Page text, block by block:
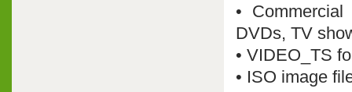
•
DVDs, TV
• VIDEO_TS
• ISO image